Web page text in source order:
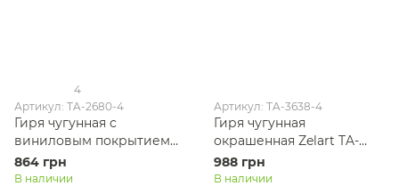
4
Артикул: TA-2680-4
Гиря чугунная с
виниловым покрытием
Zelart TA-2680-4 вес 4кг
фиолетовый
864 грн
В наличии
Артикул: TA-3638-4
Гиря чугунная
окрашенная Zelart TA-
3638-4 вес 4кг черная
988 грн
В наличии